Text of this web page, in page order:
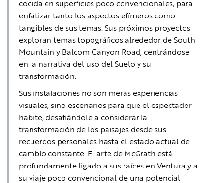
cocida en superficies poco convencionales, para
enfatizar tanto los aspectos efímeros como
tangibles de sus temas. Sus próximos proyectos
exploran temas topográficos alrededor de South
Mountain y Balcom Canyon Road, centrándose
en la narrativa del uso del Suelo y su
transformación.
Sus instalaciones no son meras experiencias
visuales, sino escenarios para que el espectador
habite, desafiándole a considerar la
transformación de los paisajes desde sus
recuerdos personales hasta el estado actual de
cambio constante. El arte de McGrath está
profundamente ligado a sus raíces en Ventura y a
su viaje poco convencional de una potencial